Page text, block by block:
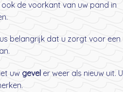
de voorkant van uw pand in
belangrijk dat u zorgt voor een
uw geveler weer als nieuw uit. U